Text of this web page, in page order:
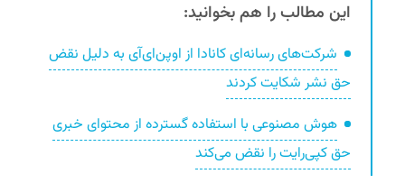
این مطالب را هم بخوانید:
شرکت‌های رسانه‌ای کانادا از اوپن‌ای‌آی به دلیل نقض
حق نشر شکایت کردند
هوش مصنوعی با استفاده گسترده از محتوای خبری
حق کپی‌رایت را نقض می‌کند